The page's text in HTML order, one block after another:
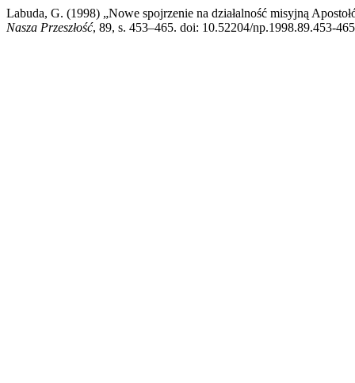
Labuda, G. (1998) „Nowe spojrzenie na działalność misyjną
Nasza Przeszłość, 89, s. 453–465. doi: 10.52204/np.1998.89.453-